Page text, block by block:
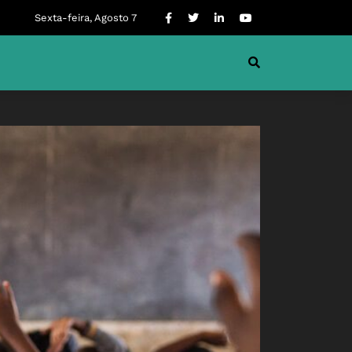
Sexta-feira, Agosto 7